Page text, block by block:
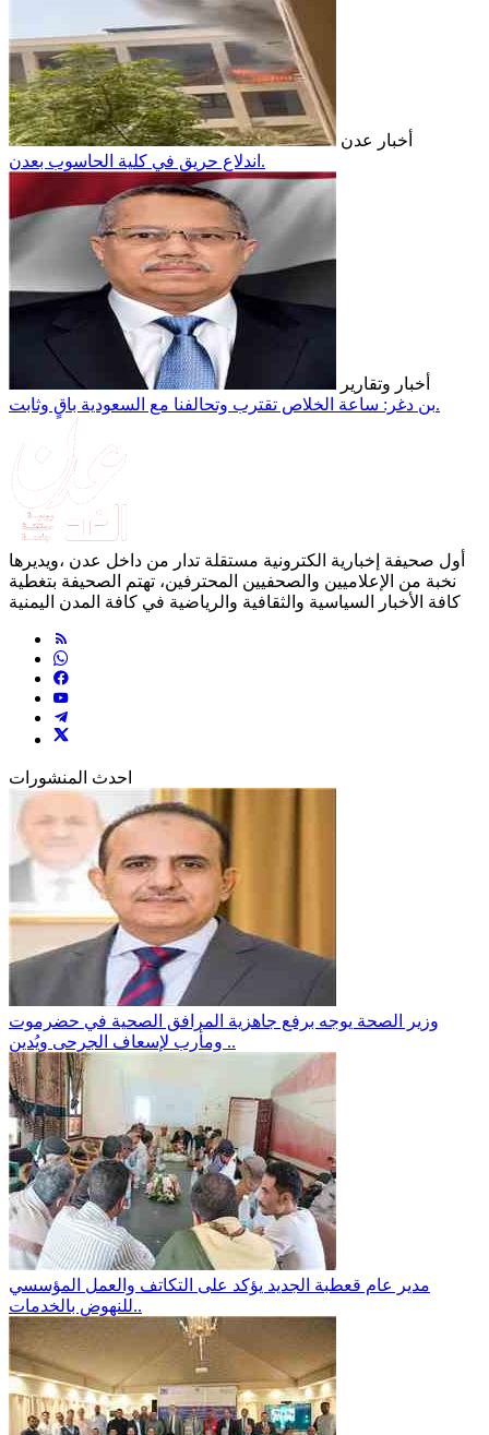
أخبار عدن
اندلاع حريق في كلية الحاسوب بعدن.
أخبار وتقارير
بن دغر: ساعة الخلاص تقترب وتحالفنا مع السعودية باقٍ وثابت.
أول صحيفة إخبارية الكترونية مستقلة تدار من داخل عدن ،ويديرها
نخبة من الإعلاميين والصحفيين المحترفين، تهتم الصحيفة بتغطية
كافة الأخبار السياسية والثقافية والرياضية في كافة المدن اليمنية
احدث المنشورات
وزير الصحة يوجه برفع جاهزية المرافق الصحية في حضرموت
ومأرب لإسعاف الجرحى ويُدين ..
مدير عام قعطبة الجديد يؤكد على التكاتف والعمل المؤسسي
للنهوض بالخدمات..